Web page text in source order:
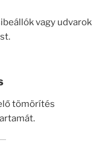
vagy udvarok
tömörítés